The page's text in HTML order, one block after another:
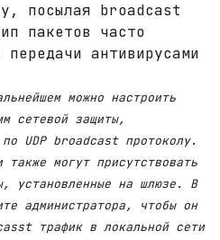
посылая broadcast
пакетов часто
передачи антивирусами
можно настроить
сетевой защиты,
UDP broadcast протоколу.
могут присутствовать
установленные на шлюзе. В
администратора, чтобы он
трафик в локальной сети